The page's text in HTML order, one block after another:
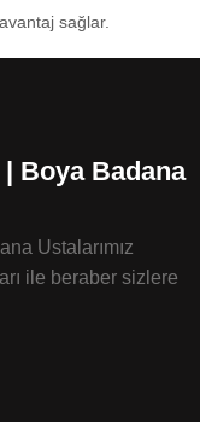
sağlar.
Boya Badana
Ustalarımız
ile beraber sizlere